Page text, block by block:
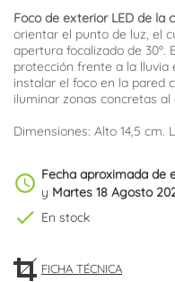
Foco de exterior LED de la
orientar el punto de luz, el
apertura focalizado de 30º.
protección frente a la lluvia
instalar el foco en la pared
iluminar zonas concretas al
Dimensiones: Alto 14,5 cm.
schedule Fecha aproximada de
y Martes 18 Agosto
check En stock
FICHA TÉCNICA